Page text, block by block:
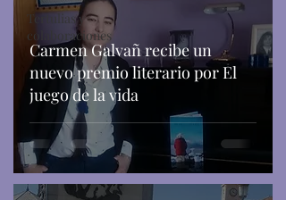
Tertulias y
colaboraciones
Carmen Galvañ recibe un
nuevo premio literario por El
juego de la vida